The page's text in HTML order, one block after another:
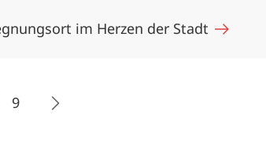
im Herzen der Stadt
9